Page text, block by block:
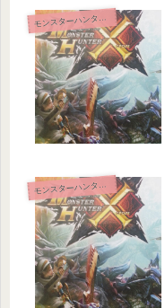
モ ンスターハンタークロス
モ ンスターハンタークロス